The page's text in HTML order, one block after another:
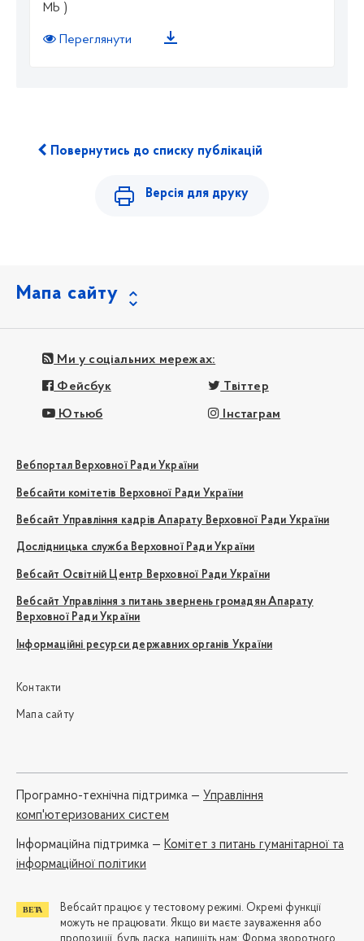
Mb )
Переглянути
Повернутись до списку публікацій
Версія для друку
Мапа сайту
Ми у соціальних мережах:
Фейсбук Твіттер
Ютьюб Інстаграм
Вебпортал Верховної Ради України
Вебсайти комітетів Верховної Ради України
Вебсайт Управління кадрів Апарату Верховної Ради України
Дослідницька служба Верховної Ради України
Вебсайт Освітній Центр Верховної Ради України
Вебсайт Управління з питань звернень громадян Апарату
Верховної Ради України
Інформаційні ресурси державних органів України
Контакти
Мапа сайту
Програмно-технічна підтримка — Управління
комп'ютеризованих систем
Iнформаційна підтримка — Комітет з питань гуманітарної та
інформаційної політики
Вебсайт працює у тестовому режимі. Окремі функції
можуть не працювати. Якщо ви маєте зауваження або